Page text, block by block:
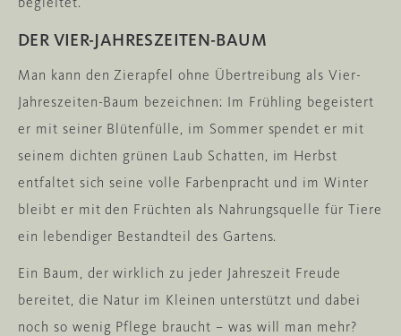
DER VIER-JAHRESZEITEN-BAUM
Man kann den Zierapfel ohne Übertreibung als Vier-
Jahreszeiten-Baum bezeichnen: Im Frühling begeistert
er mit seiner Blütenfülle, im Sommer spendet er mit
seinem dichten grünen Laub Schatten, im Herbst
entfaltet sich seine volle Farbenpracht und im Winter
bleibt er mit den Früchten als Nahrungsquelle für Tiere
ein lebendiger Bestandteil des Gartens.
Ein Baum, der wirklich zu jeder Jahreszeit Freude
bereitet, die Natur im Kleinen unterstützt und dabei
noch so wenig Pflege braucht – was will man mehr?